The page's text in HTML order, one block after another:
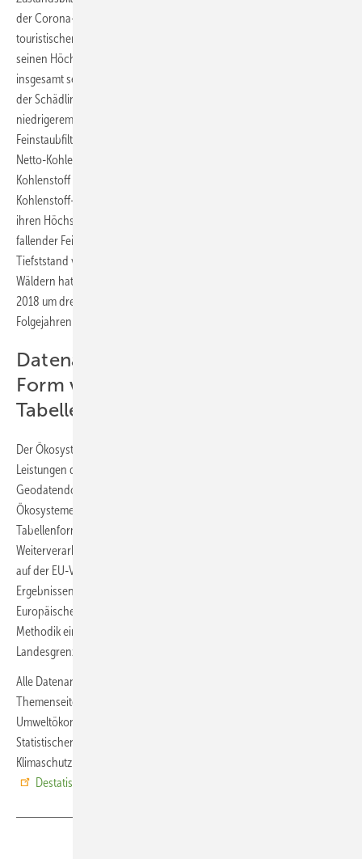
der Corona-Pandemie der Anteil des naturnahen Tourismus an den
touristischen Gesamtübernachtungen: Im Jahr 2020 erreichte er
seinen Höchstwert von 61 Prozent, wobei der Tourismus in dieser Zeit
insgesamt sehr eingeschränkt war. Auch die Dürre beziehungsweise
der Schädlingsbefall in den Wäldern ab 2018 zeichnet sich mit
niedrigerem Holzzuwachs sowie geringerer Kohlenstoffbindung und
Feinstaubfilterung ab. Deutschlands Wälder, die im Jahr 2017 mit einer
Netto-Kohlenstoffbindung von 12,7 Millionen Tonnen mehr
Kohlenstoff aufnahmen als in die Atmosphäre abgaben, sind seit 2018
Kohlenstoff-Nettoemittenten. Die Feinstaubfilterung der Wälder hatte
ihren Höchstwert 2017 mit 35.400 Tonnen und sank, auch aufgrund
fallender Feinstaubkonzentration, bis 2022 auf den bisherigen
Tiefststand von 24.700 Tonnen. Der jährliche Holzzuwachs in den
Wäldern hatte 2017 bei 102,5 Millionen Kubikmetern gelegen und sank
2018 um drei Prozent auf 99,6 Millionen Kubikmeter. In den
Folgejahren blieb der Holzzuwachs nahezu konstant.
Datenangebot zu Ökosystemen in
Form von Karten, Geodaten und
Tabellen verfügbar
Der Ökosystematlas bietet alle Informationen zu Ausmaß, Zustand und
Leistungen der Ökosysteme in interaktiven Karten sowie als
Geodatendownload an. Der Statistische Bericht „Leistungsbilanz der
Ökosysteme“ zeigt die Daten differenziert nach Ökosystemtypen in
Tabellenform und enthält zudem CSV-Tabellen zur
Weiterverarbeitung. Die Berechnung der Ökosystemleistungen basiert
auf der EU-Verordnung Nr. 691/2011 und wird ab 2026 mit
Ergebnissen für das Berichtsjahr 2024 in allen Mitgliedstaaten der
Europäischen Union (EU) verpflichtend und mit standardisierter
Methodik eingeführt. Damit wird eine Vergleichbarkeit über
Landesgrenzen hinweg möglich.
Alle Datenangebote und methodische Hintergründe bietet die
Themenseite „Ökosystemrechnungen“ als Teil der
Umweltökonomischen Gesamtrechnungen im Internetangebot des
Statistischen Bundesamtes. Ergebnisse zum Thema Klima und
Klimaschutz bietet auch die
Destatis